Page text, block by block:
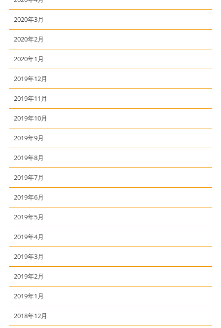
2020年3月
2020年2月
2020年1月
2019年12月
2019年11月
2019年10月
2019年9月
2019年8月
2019年7月
2019年6月
2019年5月
2019年4月
2019年3月
2019年2月
2019年1月
2018年12月